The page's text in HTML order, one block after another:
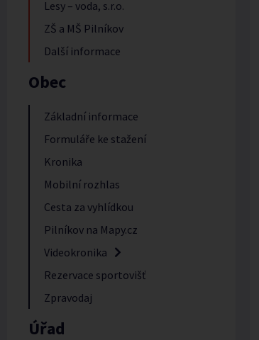
Lesy – voda, s.r.o.
ZŠ a MŠ Pilníkov
Další informace
Obec
Základní informace
Formuláře ke stažení
Kronika
Mobilní rozhlas
Cesta za vyhlídkou
Pilníkov na Mapy.cz
Videokronika
Rezervace sportovišť
Zpravodaj
Úřad